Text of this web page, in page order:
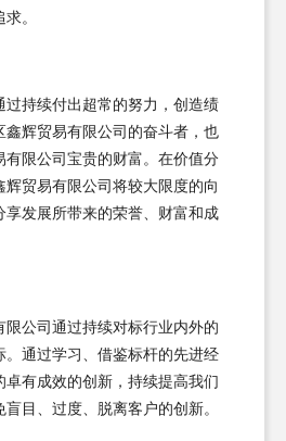
。
过持续付出超常的努力，创造绩
鑫辉贸易有限公司的奋斗者，也
有限公司宝贵的财富。在价值分
贸易有限公司将较大限度的向
享发展所带来的荣誉、财富和成
限公司通过持续对标行业内外的
。通过学习、借鉴标杆的先进经
卓有成效的创新，持续提高我们
目、过度、脱离客户的创新。